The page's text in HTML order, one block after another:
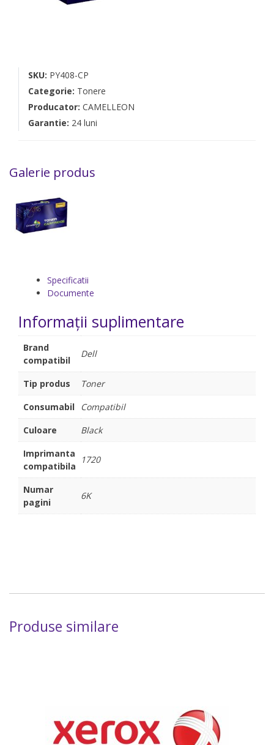
SKU: PY408-CP
Categorie: Tonere
Producator: CAMELLEON
Garantie: 24 luni
Galerie produs
Specificatii
Documente
Informații suplimentare
Brand
compatibil
Dell
Tip produs
Toner
Consumabil
Compatibil
Culoare
Black
Imprimanta
compatibila
1720
Numar
pagini
6K
Produse similare